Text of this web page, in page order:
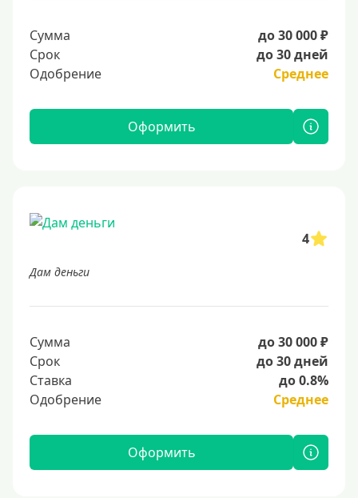
Сумма
до 30 000 ₽
Срок
до 30 дней
Одобрение
Среднее
Оформить
4
Дам деньги
Сумма
до 30 000 ₽
Срок
до 30 дней
Ставка
до 0.8%
Одобрение
Среднее
Оформить